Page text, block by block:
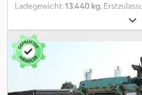
Ladegewicht:13.440 kg,
mm, Gesamthöhe:11.500 mm,
70 R 19.5 / 12mm
Betriebsgewicht: